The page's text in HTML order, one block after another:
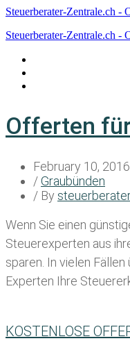
Steuerberater-Zentrale.ch -
Steuerberater-Zentrale.ch -
Offerten
February 10, 2016
/Graubünden
/ By
Wenn Sie einen
Steuerexperten aus
sparen. In vielen
Experten Ihre
KOSTENLOSE